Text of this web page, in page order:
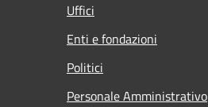
Uffici
Enti e fondazioni
Politici
Personale Amministrativo